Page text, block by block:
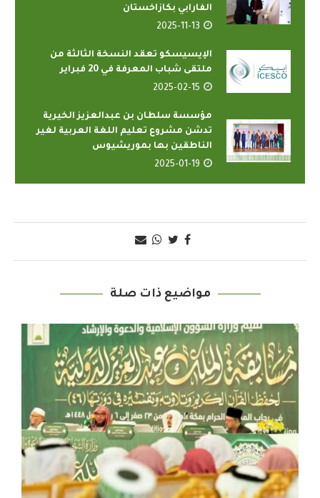
الفارابي بكازاخستان
2025-11-13
الإيسيسكو تعقد النسخة الثالثة من
ملتقى شباب المعرفة في 20 فبراير
2025-02-15
مؤسسة سلطان بن عبدالعزيز الخيرية
تدشن مشروع تعليم اللغة العربية لغير
الناطقين بها بموريشيوس
2025-01-19
مواضيع ذات صلة